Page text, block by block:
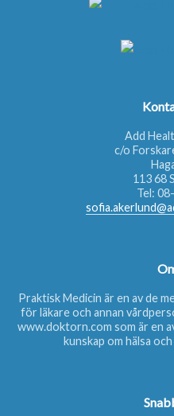
Add
c/o
113 68
Tel:
Praktisk Medicin är en av de
för läkare och annan
www.doktorn.com som är en
kunskap om hälsa